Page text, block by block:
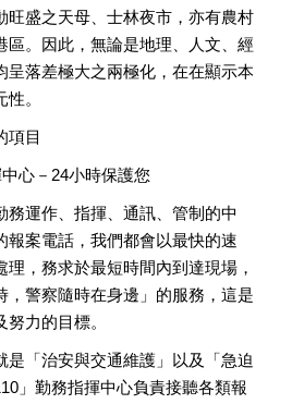
旺盛之天母、士林夜市，亦有農村
區。因此，無論是地理、人文、經
落差極大之兩極化，在在顯示本
。
項目
心－24小時保護您
務運作、指揮、通訊、管制的中
報案電話，我們都會以最快的速
理，務求於最短時間內到達現場，
，警察隨時在身邊」的服務，這是
力的目標。
是「治安與交通維護」以及「急迫
」勤務指揮中心負責接聽各類報